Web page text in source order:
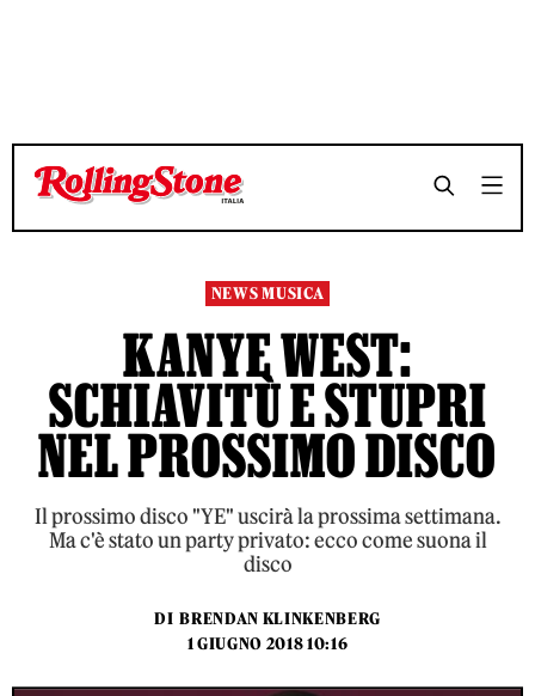
TEMPO DI LETTURA 4 MINUTI SHARE
TEMPO DI LETTURA 4 MINUTI SHARE
NEWS MUSICA
KANYE WEST:
SCHIAVITÙ E STUPRI
NEL PROSSIMO DISCO
Il prossimo disco "YE" uscirà la prossima settimana.
Ma c'è stato un party privato: ecco come suona il
disco
DI BRENDAN KLINKENBERG
1 GIUGNO 2018 10:16